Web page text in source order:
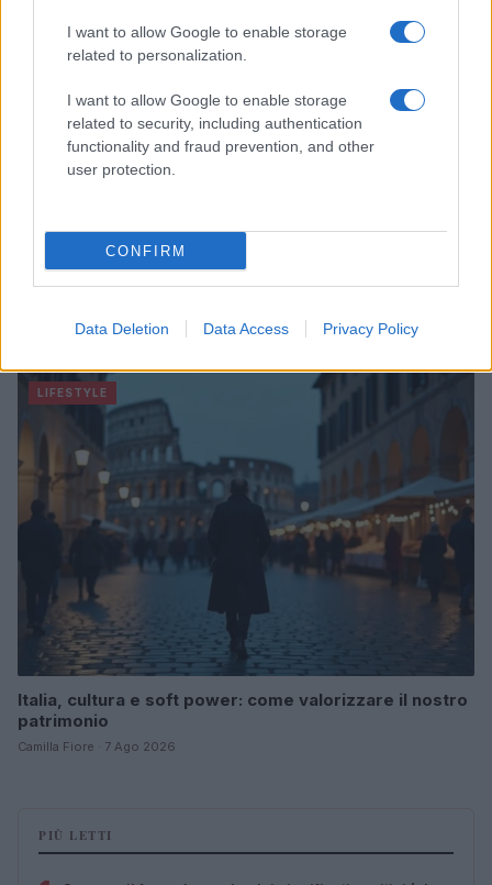
I want to allow Google to enable storage
related to personalization.
I want to allow Google to enable storage
related to security, including authentication
functionality and fraud prevention, and other
user protection.
CONFIRM
Data Deletion Data Access Privacy Policy
Gassanoff vince a Copenhagen
LIFESTYLE
Italia, cultura e soft power: come valorizzare il nostro
patrimonio
Camilla Fiore · 7 Ago 2026
PIÙ LETTI